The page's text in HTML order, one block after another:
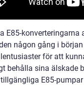
E85-
någon gång i
för att
behålla sina älskade
E85-